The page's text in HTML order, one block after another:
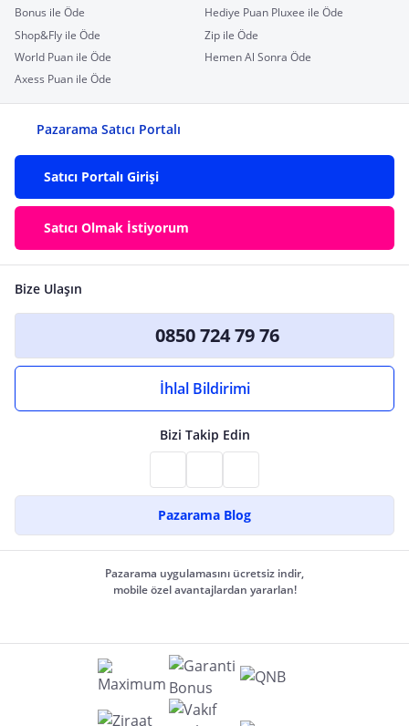
Bonus ile Öde
Hediye Puan Pluxee ile Öde
Shop&Fly ile Öde
Zip ile Öde
World Puan ile Öde
Hemen Al Sonra Öde
Axess Puan ile Öde
Pazarama Satıcı Portalı
Satıcı Portalı Girişi
Satıcı Olmak İstiyorum
Bize Ulaşın
0850 724 79 76
İhlal Bildirimi
Bizi Takip Edin
Pazarama Blog
Pazarama uygulamasını ücretsiz indir,
mobile özel avantajlardan yararlan!